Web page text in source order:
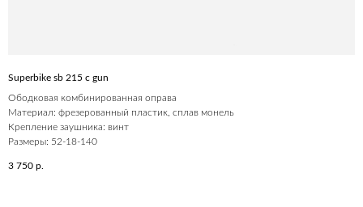
Superbike sb 215 c gun
Ободковая комбинированная оправа
Материал: фрезерованный пластик, сплав монель
Крепление заушника: винт
Размеры: 52-18-140
3 750 р.